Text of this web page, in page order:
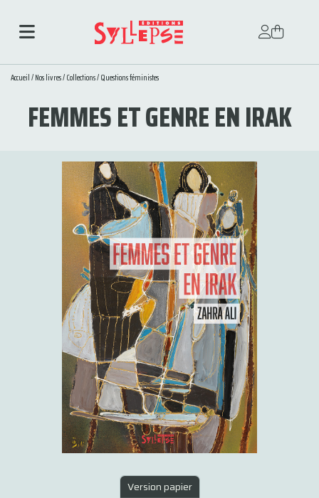
Accueil/Nos livres/Collections/Questions féministes
FEMMES ET GENRE EN IRAK
Version papier